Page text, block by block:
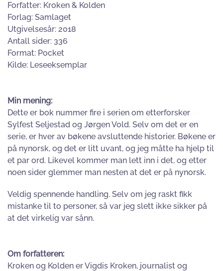
Forfatter: Kroken & Kolden
Forlag: Samlaget
Utgivelsesår: 2018
Antall sider: 336
Format: Pocket
Kilde: Leseeksemplar
Min mening:
Dette er bok nummer fire i serien om etterforsker
Sylfest Seljestad og Jørgen Vold. Selv om det er en
serie, er hver av bøkene avsluttende historier. Bøkene er
på nynorsk, og det er litt uvant, og jeg måtte ha hjelp til
et par ord. Likevel kommer man lett inn i det, og etter
noen sider glemmer man nesten at det er på nynorsk.
Veldig spennende handling. Selv om jeg raskt fikk
mistanke til to personer, så var jeg slett ikke sikker på
at det virkelig var sånn.
Om forfatteren:
Kroken og Kolden er Vigdis Kroken, journalist og